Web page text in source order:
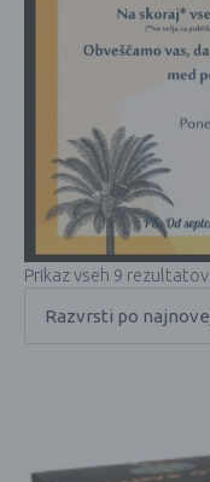
Prikaz vseh 9 rezultatov